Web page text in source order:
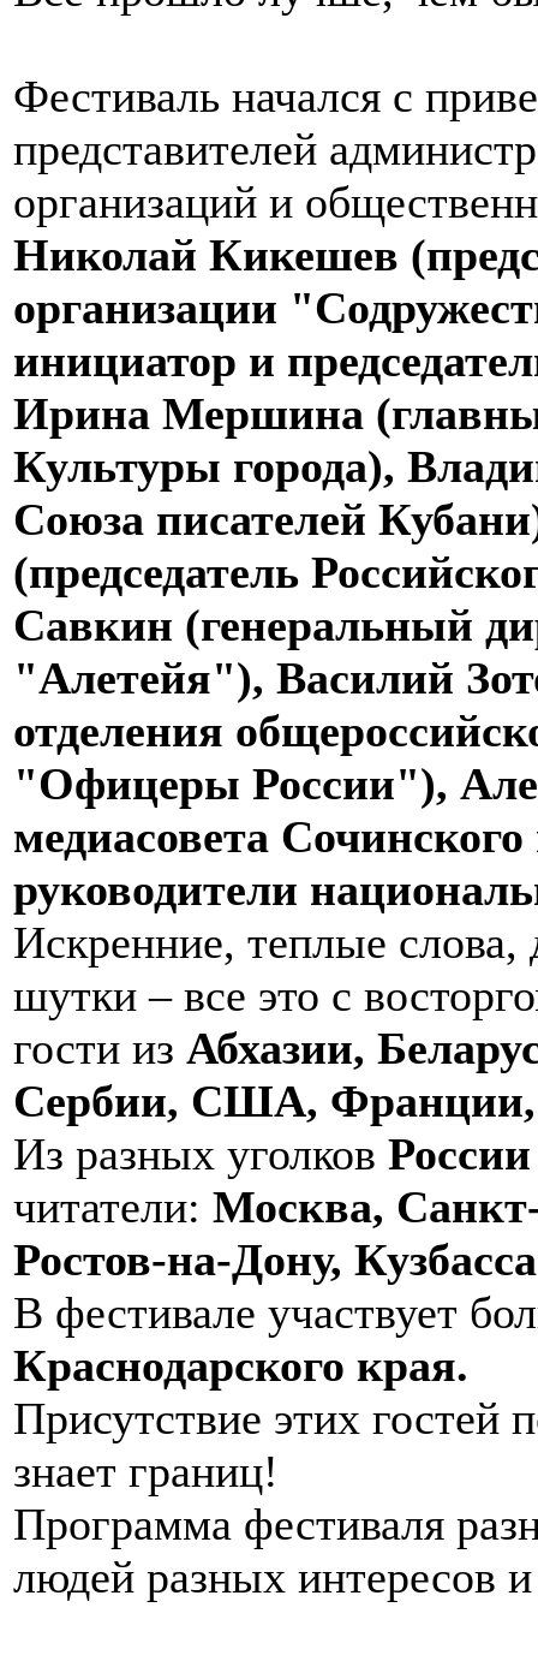
Фестиваль начался с
представителей
организаций и
Николай Кикешев
организации
инициатор и
Ирина Мершина
Культуры города),
Союза писателей
(председатель
Савкин (генеральный
"Алетейя"), Василий
отделения
"Офицеры России"),
медиасовета
руководители
Искренние, теплые
шутки – все это с
гости из Абхазии,
Сербии, США,
Из разных уголков России
читатели: Москва,
Ростов-на-Дону,
В фестивале участвует
Краснодарского края.
Присутствие этих гостей
знает границ!
Программа фестиваля
людей разных интересов